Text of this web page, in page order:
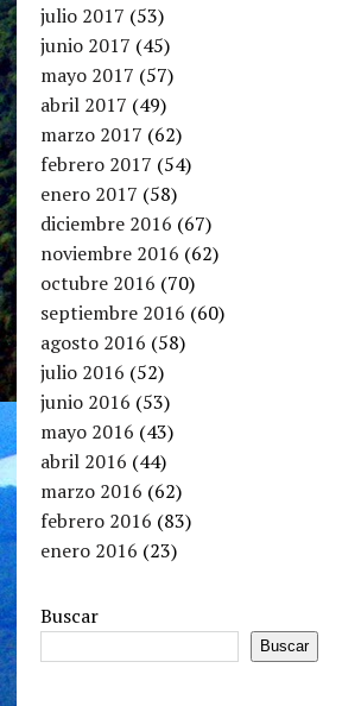
julio 2017 (53)
junio 2017 (45)
mayo 2017 (57)
abril 2017 (49)
marzo 2017 (62)
febrero 2017 (54)
enero 2017 (58)
diciembre 2016 (67)
noviembre 2016 (62)
octubre 2016 (70)
septiembre 2016 (60)
agosto 2016 (58)
julio 2016 (52)
junio 2016 (53)
mayo 2016 (43)
abril 2016 (44)
marzo 2016 (62)
febrero 2016 (83)
enero 2016 (23)
Buscar
Buscar